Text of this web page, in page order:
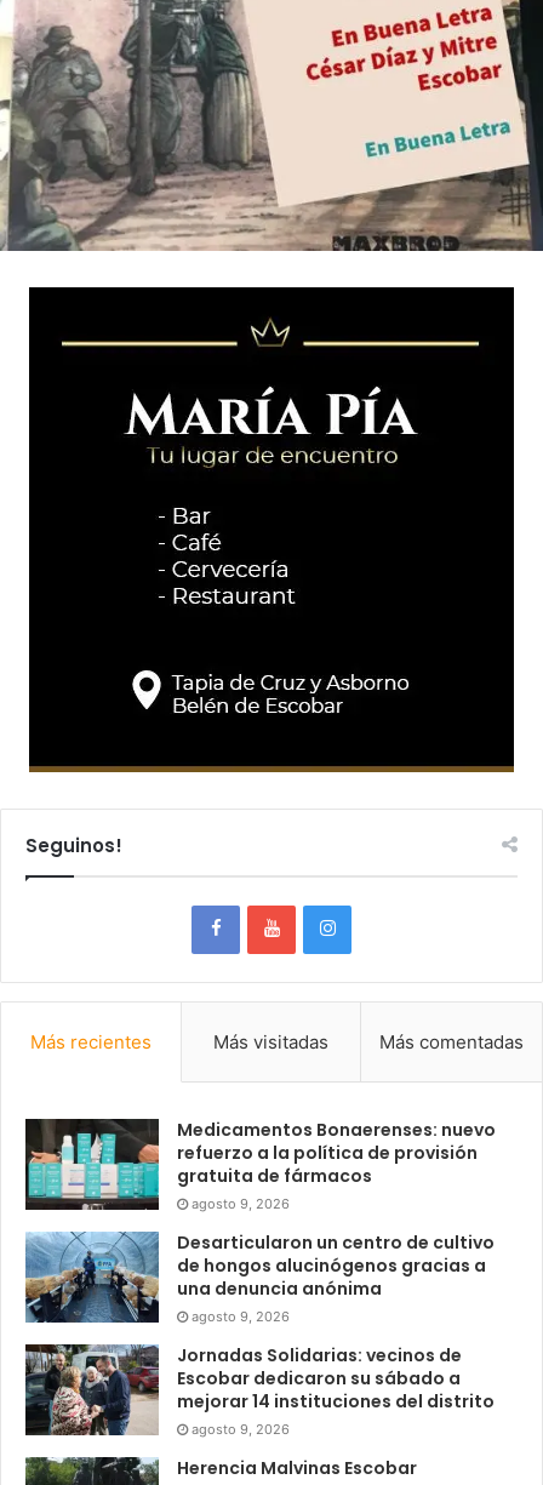
Seguinos!
Más recientes Más visitadas Más comentadas
Medicamentos Bonaerenses: nuevo
refuerzo a la política de provisión
gratuita de fármacos
agosto 9, 2026
Desarticularon un centro de cultivo
de hongos alucinógenos gracias a
una denuncia anónima
agosto 9, 2026
Jornadas Solidarias: vecinos de
Escobar dedicaron su sábado a
mejorar 14 instituciones del distrito
agosto 9, 2026
Herencia Malvinas Escobar